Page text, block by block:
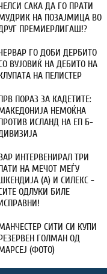
САКА ДА ГО ПРАТИ
НА ПОЗАЈМИЦА ВО
ПРЕМИЕРЛИГАШ!?
ГО ДОБИ ДЕРБИТО
ВУЈОВИЌ НА ДЕБИТО НА
НА ПЕЛИСТЕР
ПОРАЗ ЗА КАДЕТИТЕ:
НЕМОЌНА
ИСЛАНД НА ЕП Б-
ИНТЕРВЕНИРАЛ ТРИ
НА МЕЧОТ МЕЃУ
(А) И СИЛЕКС -
ОДЛУКИ БИЛЕ
СИТИ СИ КУПИ
ГОЛМАН ОД
(ФОТО)